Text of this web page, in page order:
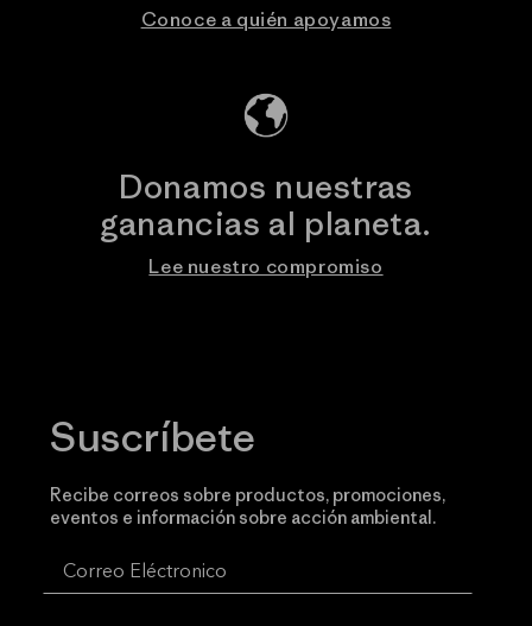
Conoce a quién apoyamos
Donamos nuestras
ganancias al planeta.
Lee nuestro compromiso
Suscríbete
Recibe correos sobre productos, promociones,
eventos e información sobre acción ambiental.